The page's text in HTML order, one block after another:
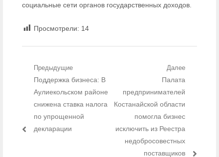
социальные сети органов государственных доходов.
Просмотрели: 14
Навигация по записям
Предыдущие
Предыдущий пост:
Поддержка бизнеса: В
Аулиекольском районе
снижена ставка налога
по упрощенной
декларации
Далее
Следующий
пост:
Палата
предпринимателей
Костанайской области
помогла бизнес
исключить из Реестра
недобросовестных
поставщиков